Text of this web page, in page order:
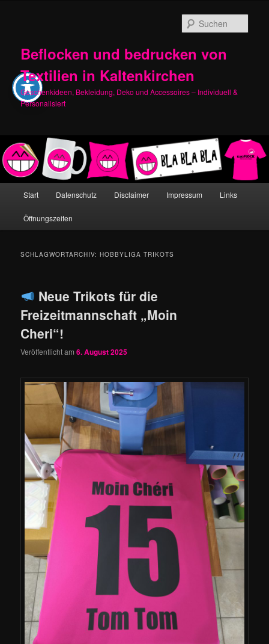
Beflocken und bedrucken von
Textilien in Kaltenkirchen
Geschenkideen, Bekleidung, Deko und Accessoires – Individuell &
Personalisiert
Start Datenschutz Disclaimer Impressum Links
Öffnungszeiten
SCHLAGWORTARCHIV:HOBBYLIGA TRIKOTS
Neue Trikots für die
Freizeitmannschaft „Moin
Cheri“!
Veröffentlicht am6. August 2025